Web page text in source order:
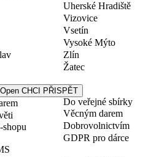
Uherské Hradiště
Vizovice
Vsetín
Vysoké Mýto
Zlín
Žatec
Open CHCI PŘISPĚT
Do veřejné sbírky
Věcným darem
Dobrovolnictvím
GDPR pro dárce